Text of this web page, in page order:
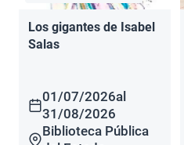
Los gigantes de Isabel
Salas
01/07/2026al
31/08/2026
Biblioteca Pública